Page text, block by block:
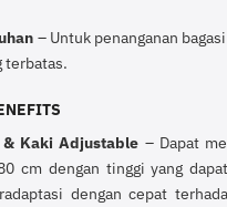
– Untuk penanganan
terbatas.
Kaki Adjustable – Dapat
cm dengan tinggi yang
dengan cepat